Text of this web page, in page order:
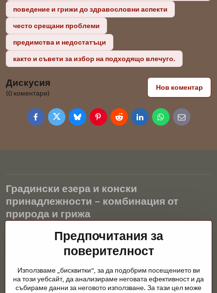
поведение и грижи до здравословни аспекти
често срещани проблеми
предимства и недостатъци
както и съвети за избор на подходящо влечуго.
Дискусия
(0 коментари)
Нов коментар
FacebookTwitterBlueskyPinterestRedditLinkedInWhatsApp
E-
mail
Градински езера и конски
принадлежности – комбинация от
природа и грижа
Градинските езера са красиво допълнение към всеки екстериор
и създават хармонична среда за релаксация и живот на водните
животни. Правилната технология, филтрацията и редовната
през цялата година. Също толкова важна е грижата за
животните, които са част от нашия живот.
Предпочитания за
поверителност
Използваме „бисквитки", за да подобрим посещението ви
на този уебсайт, да анализираме неговата ефективност и да
събираме данни за неговото използване. За тази цел може